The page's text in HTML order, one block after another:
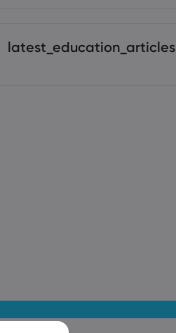
latest_education_articles